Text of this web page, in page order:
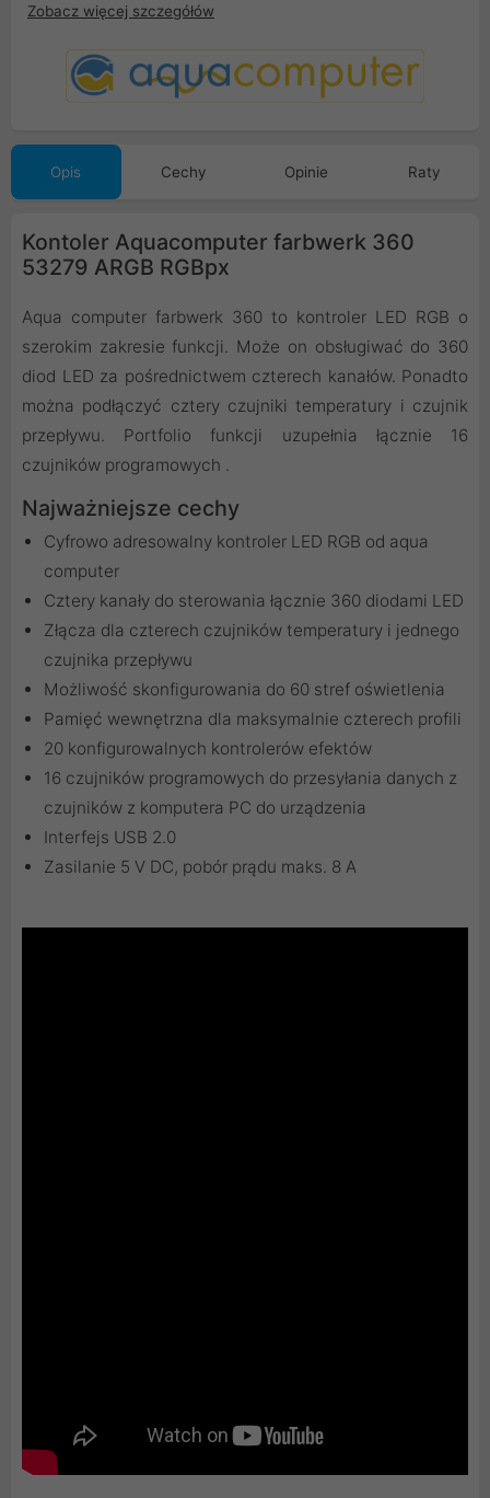
Zobacz więcej szczegółów
Opis Cechy Opinie Raty
Kontoler Aquacomputer farbwerk 360
53279 ARGB RGBpx
Aqua computer farbwerk 360 to kontroler LED RGB o
szerokim zakresie funkcji. Może on obsługiwać do 360
diod LED za pośrednictwem czterech kanałów. Ponadto
można podłączyć cztery czujniki temperatury i czujnik
przepływu. Portfolio funkcji uzupełnia łącznie 16
czujników programowych .
Najważniejsze cechy
Cyfrowo adresowalny kontroler LED RGB od aqua
computer
Cztery kanały do sterowania łącznie 360 diodami LED
Złącza dla czterech czujników temperatury i jednego
czujnika przepływu
Możliwość skonfigurowania do 60 stref oświetlenia
Pamięć wewnętrzna dla maksymalnie czterech profili
20 konfigurowalnych kontrolerów efektów
16 czujników programowych do przesyłania danych z
czujników z komputera PC do urządzenia
Interfejs USB 2.0
Zasilanie 5 V DC, pobór prądu maks. 8 A